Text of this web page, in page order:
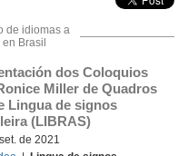
de idiomas a
Brasil
dos Coloquios
Miller de Quadros
Lingua de signos
(LIBRAS)
de 2021